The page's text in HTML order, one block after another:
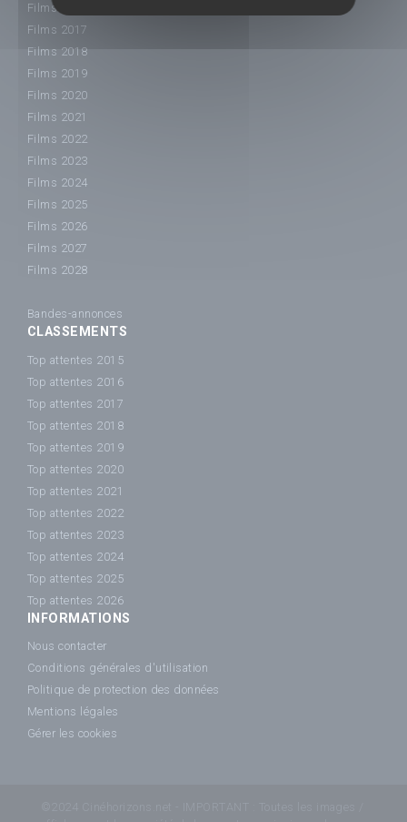
Films 2016
Films 2017
Films 2018
Films 2019
Films 2020
Films 2021
Films 2022
Films 2023
Films 2024
Films 2025
Films 2026
Films 2027
Films 2028
Bandes-annonces
CLASSEMENTS
Top attentes 2015
Top attentes 2016
Top attentes 2017
Top attentes 2018
Top attentes 2019
Top attentes 2020
Top attentes 2021
Top attentes 2022
Top attentes 2023
Top attentes 2024
Top attentes 2025
Top attentes 2026
INFORMATIONS
Nous contacter
Conditions générales d'utilisation
Politique de protection des données
Mentions légales
Gérer les cookies